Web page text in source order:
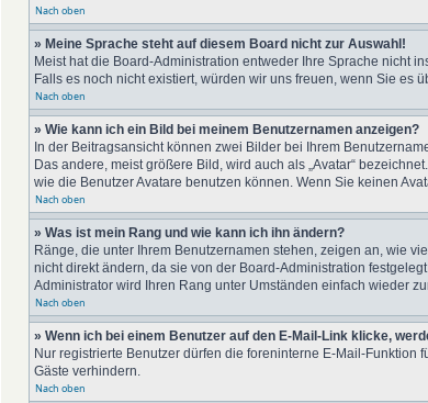
Nach oben
» Meine Sprache steht auf diesem Board nicht zur Auswahl!
Meist hat die Board-Administration entweder Ihre Sprache nicht
Falls es noch nicht existiert, würden wir uns freuen, wenn Sie es
Nach oben
» Wie kann ich ein Bild bei meinem Benutzernamen anzeigen?
In der Beitragsansicht können zwei Bilder bei Ihrem
Das andere, meist größere Bild, wird auch als „Avatar“
wie die Benutzer Avatare benutzen können. Wenn Sie keinen
Nach oben
» Was ist mein Rang und wie kann ich ihn ändern?
Ränge, die unter Ihrem Benutzernamen stehen, zeigen an, wie
nicht direkt ändern, da sie von der Board-Administration
Administrator wird Ihren Rang unter Umständen einfach wieder
Nach oben
» Wenn ich bei einem Benutzer auf den E-Mail-Link klicke,
Nur registrierte Benutzer dürfen die foreninterne E-Mail-
Gäste verhindern.
Nach oben